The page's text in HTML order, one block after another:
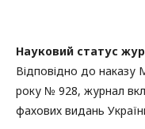
Науковий статус
Відповідно до наказу
року № 928, журнал
фахових видань